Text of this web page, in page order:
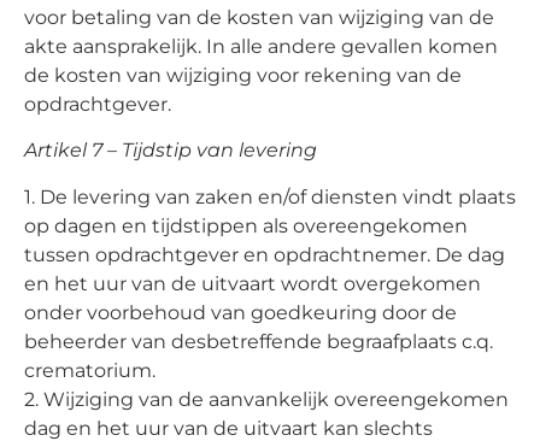
voor betaling van de kosten van wijziging van de
akte aansprakelijk. In alle andere gevallen komen
de kosten van wijziging voor rekening van de
opdrachtgever.
Artikel 7 – Tijdstip van levering
1. De levering van zaken en/of diensten vindt plaats
op dagen en tijdstippen als overeengekomen
tussen opdrachtgever en opdrachtnemer. De dag
en het uur van de uitvaart wordt overgekomen
onder voorbehoud van goedkeuring door de
beheerder van desbetreffende begraafplaats c.q.
crematorium.
2. Wijziging van de aanvankelijk overeengekomen
dag en het uur van de uitvaart kan slechts